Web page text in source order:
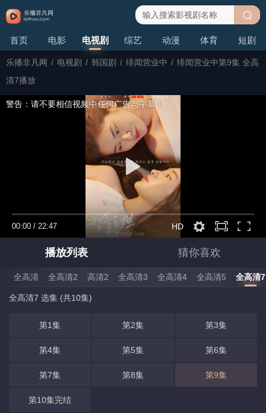
首页 电影 电视剧 综艺 动漫 体育 短剧
搜
乐播非凡网 / 电视剧 / 韩国剧 / 绯闻营业中 / 绯闻营业中第9集 全高
清7播放
00:00 / 22:47 HD
警告：请不要相信视频中任何广告与字幕！
播放列表 猜你喜欢
全高清 全高清2 高清2 全高清3 全高清4 全高清5 全高清7
全高清7 选集 (共10集)
第1集 第2集 第3集
第4集 第5集 第6集
第7集 第8集 第9集
第10集完结